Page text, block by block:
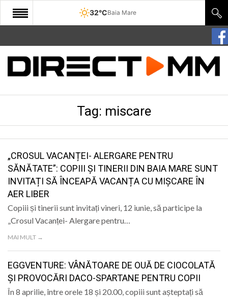
32°CBaia Mare
START
COMUNITATE
SANATATE
SPORT
SPECIAL
POLITIC
LIFE
Tag: miscare
„CROSUL VACANȚEI- ALERGARE PENTRU
SĂNĂTATE”: COPIII ȘI TINERII DIN BAIA MARE SUNT
INVITAȚI SĂ ÎNCEAPĂ VACANȚA CU MIȘCARE ÎN
AER LIBER
Copiii și tinerii sunt invitați vineri, 12 iunie, să participe la
„Crosul Vacanței- Alergare pentru…
MAI MULT →
EGGVENTURE: VÂNĂTOARE DE OUĂ DE CIOCOLATĂ
ȘI PROVOCĂRI DACO-SPARTANE PENTRU COPII
În 8 aprilie, între orele 18 și 20.00, copiii sunt așteptați să